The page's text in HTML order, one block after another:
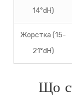
14°dH)
Жорстка (15-
21°dH)
Що